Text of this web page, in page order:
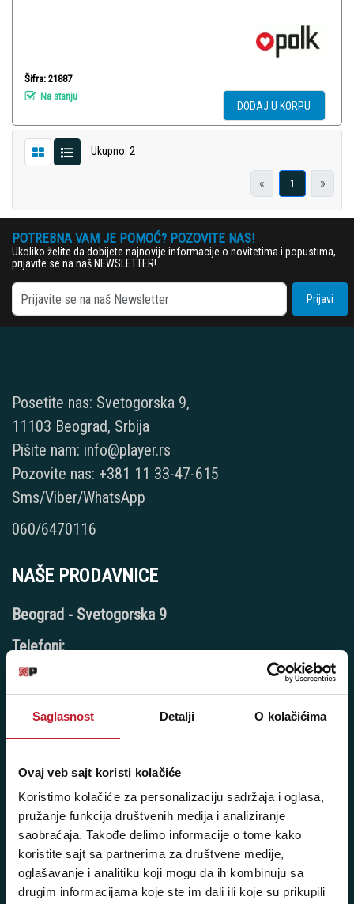
Saglasnost Detalji O kolačićima
Ovaj veb sajt koristi kolačiće
Koristimo kolačiće za personalizaciju sadržaja i oglasa,
pružanje funkcija društvenih medija i analiziranje
saobraćaja. Takođe delimo informacije o tome kako
koristite sajt sa partnerima za društvene medije,
oglašavanje i analitiku koji mogu da ih kombinuju sa
drugim informacijama koje ste im dali ili koje su prikupili
Šifra: 21887
Na stanju
DODAJ U KORPU
Ukupno: 2
« 1 »
POTREBNA VAM JE POMOĆ? POZOVITE NAS!
Ukoliko želite da dobijete najnovije informacije o novitetima i popustima,
prijavite se na naš NEWSLETTER!
Prijavi
Posetite nas: Svetogorska 9,
11103 Beograd, Srbija
Pišite nam: info@player.rs
Pozovite nas: +381 11 33-47-615
Sms/Viber/WhatsApp
060/6470116
NAŠE PRODAVNICE
Beograd - Svetogorska 9
Telefoni:
+381 11 3347 442
+381 11 3347 615
+381 11 3347 883
+381 11 2688 067
+381 11 2688 068
+381 11 2688 069
Radno vreme:
Ponedeljak - Petak: 9:00 - 20:00